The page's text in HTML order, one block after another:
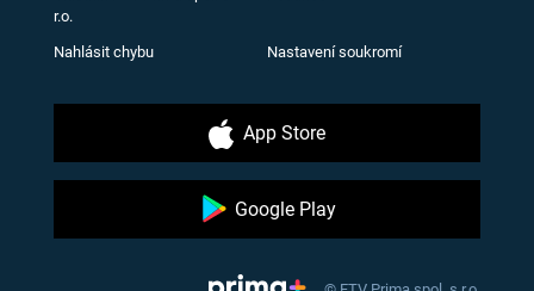
r.o.
Nahlásit chybu Nastavení soukromí
App Store
Google Play